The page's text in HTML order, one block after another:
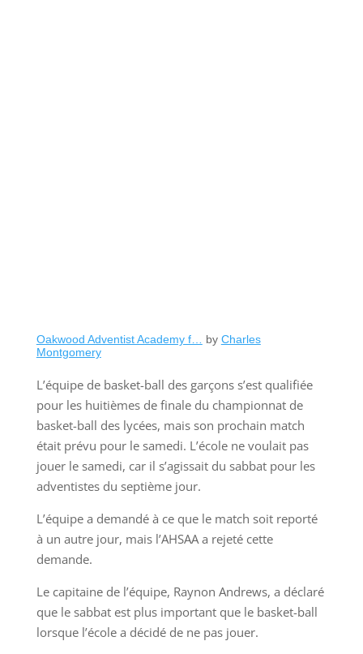
Oakwood Adventist Academy f… by Charles
Montgomery
L’équipe de basket-ball des garçons s’est qualifiée
pour les huitièmes de finale du championnat de
basket-ball des lycées, mais son prochain match
était prévu pour le samedi. L’école ne voulait pas
jouer le samedi, car il s’agissait du sabbat pour les
adventistes du septième jour.
L’équipe a demandé à ce que le match soit reporté
à un autre jour, mais l’AHSAA a rejeté cette
demande.
Le capitaine de l’équipe, Raynon Andrews, a déclaré
que le sabbat est plus important que le basket-ball
lorsque l’école a décidé de ne pas jouer.